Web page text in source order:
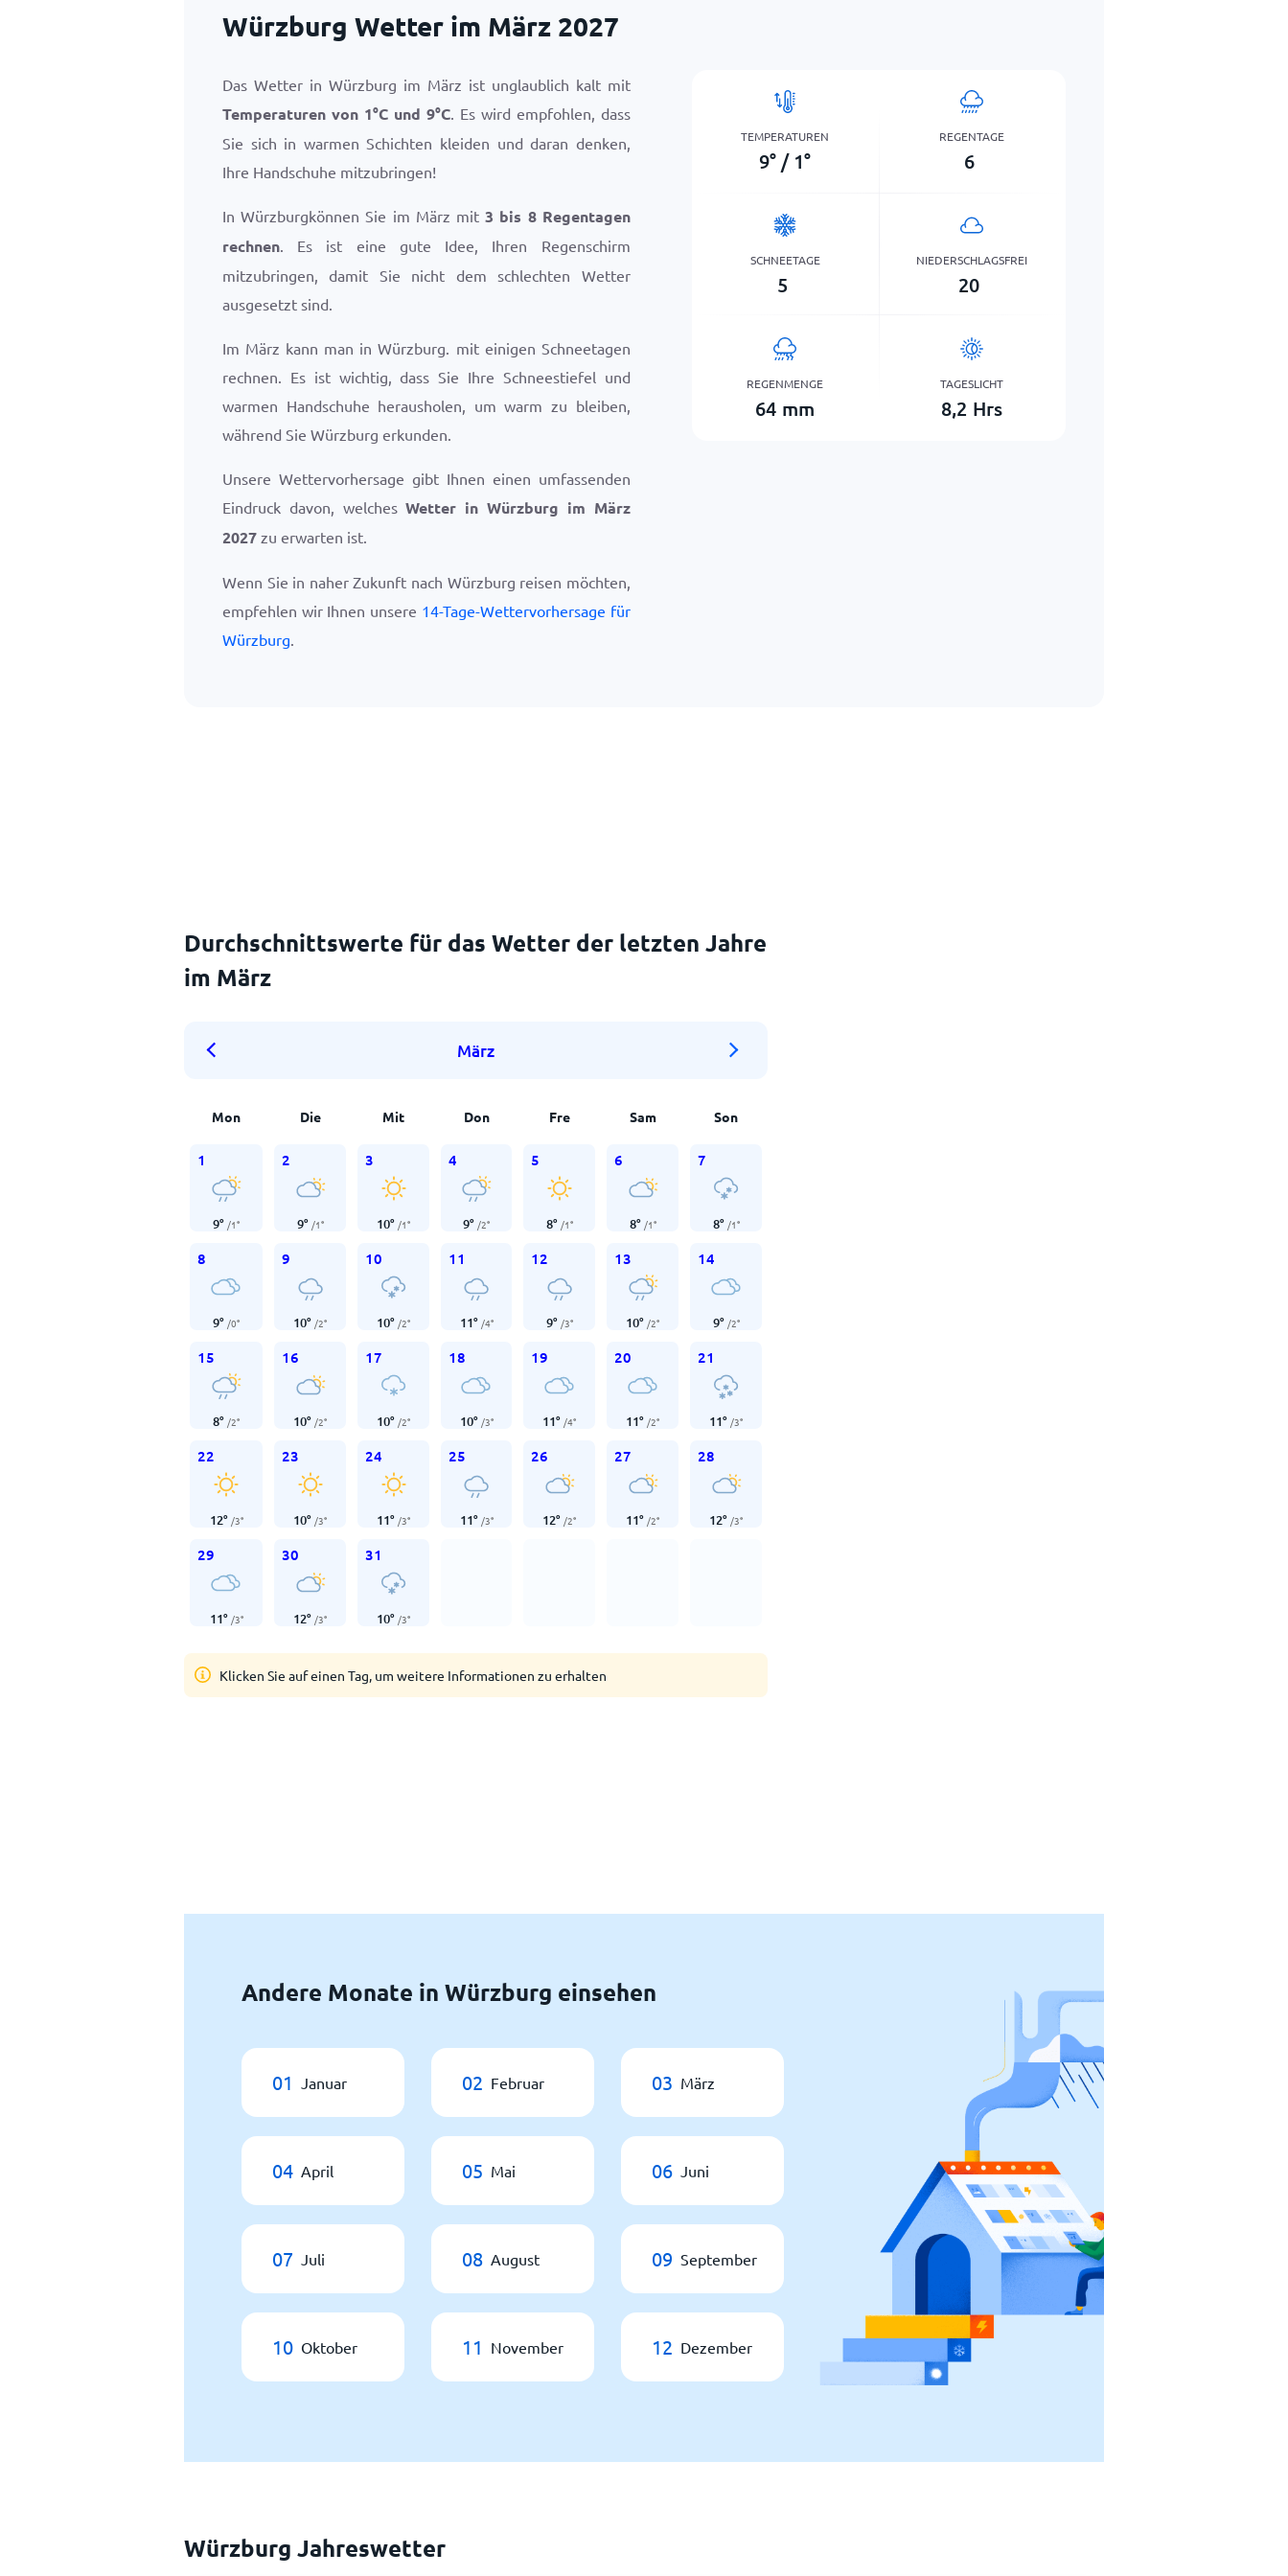
Würzburg Wetter im März 2027
Das Wetter in Würzburg im März ist unglaublich kalt mit
Temperaturen von 1°Cund 9°C. Es wird empfohlen, dass
Sie sich in warmen Schichten kleiden und daran denken,
Ihre Handschuhe mitzubringen!
In Würzburgkönnen Sie im März mit3 bis 8 Regentagen
rechnen. Es ist eine gute Idee, Ihren Regenschirm
mitzubringen, damit Sie nicht dem schlechten Wetter
ausgesetzt sind.
Im März kann man in Würzburg. mit einigen Schneetagen
rechnen. Es ist wichtig, dass Sie Ihre Schneestiefel und
warmen Handschuhe herausholen, um warm zu bleiben,
während Sie Würzburg erkunden.
Unsere Wettervorhersage gibt Ihnen einen umfassenden
Eindruck davon, welchesWetter in Würzburg im März
2027 zu erwarten ist.
Wenn Sie in naher Zukunft nach Würzburg reisen möchten,
empfehlen wir Ihnen unsere 14-Tage-Wettervorhersage für
Würzburg.
TEMPERATUREN
9° / 1°
REGENTAGE
6
SCHNEETAGE
5
NIEDERSCHLAGSFREI
20
REGENMENGE
64 mm
TAGESLICHT
8,2 Hrs
Durchschnittswerte für das Wetter der letzten Jahre
im März
März
Mon Die Mit Don Fre Sam Son
1
9° /1°
2
9° /1°
3
10° /1°
4
9° /2°
5
8° /1°
6
8° /1°
7
8° /1°
8
9° /0°
9
10° /2°
10
10° /2°
11
11° /4°
12
9° /3°
13
10° /2°
14
9° /2°
15
8° /2°
16
10° /2°
17
10° /2°
18
10° /3°
19
11° /4°
20
11° /2°
21
11° /3°
22
12° /3°
23
10° /3°
24
11° /3°
25
11° /3°
26
12° /2°
27
11° /2°
28
12° /3°
29
11° /3°
30
12° /3°
31
10° /3°
Klicken Sie auf einen Tag, um weitere Informationen zu erhalten
Andere Monate in Würzburg einsehen
01 Januar 02 Februar 03 März
04 April 05 Mai 06 Juni
07 Juli 08 August 09 September
10 Oktober 11 November 12 Dezember
Würzburg Jahreswetter